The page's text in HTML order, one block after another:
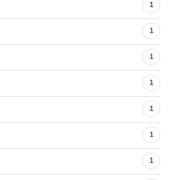
1
1
1
1
1
1
1